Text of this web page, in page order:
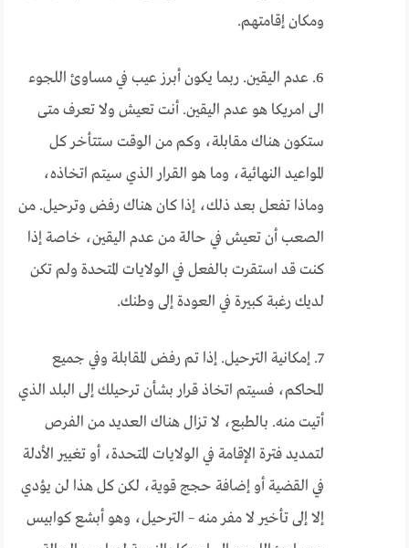
ومكان إقامتهم.
6. عدم اليقين. ربما يكون أبرز عيب في مساوئ اللجوء
الى امريكا هو عدم اليقين. أنت تعيش ولا تعرف متى
ستكون هناك مقابلة، وكم من الوقت ستتأخر كل
المواعيد النهائية، وما هو القرار الذي سيتم اتخاذه،
وماذا تفعل بعد ذلك، إذا كان هناك رفض وترحيل. من
الصعب أن تعيش في حالة من عدم اليقين، خاصة إذا
كنت قد استقرت بالفعل في الولايات المتحدة ولم تكن
لديك رغبة كبيرة في العودة إلى وطنك.
7. إمكانية الترحيل. إذا تم رفض المقابلة وفي جميع
المحاكم، فسيتم اتخاذ قرار بشأن ترحيلك إلى البلد الذي
أتيت منه. بالطبع، لا تزال هناك العديد من الفرص
لتمديد فترة الإقامة في الولايات المتحدة، أو تغيير الأدلة
في القضية أو إضافة حجج قوية، لكن كل هذا لن يؤدي
إلا إلى تأخير لا مفر منه – الترحيل، وهو أبشع كوابيس